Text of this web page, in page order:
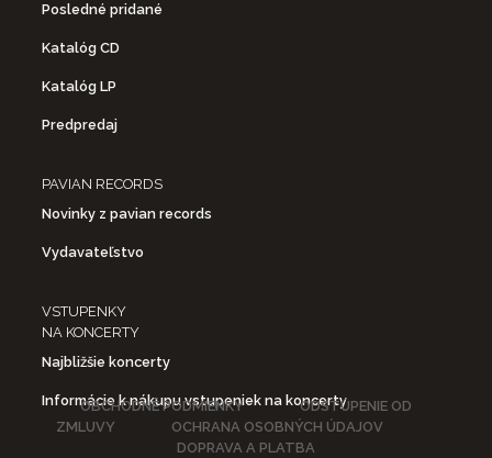
Posledné pridané
Katalóg CD
Katalóg LP
Predpredaj
PAVIAN RECORDS
Novinky z pavian records
Vydavateľstvo
VSTUPENKY
NA KONCERTY
Najbližšie koncerty
Informácie k nákupu vstupeniek na koncerty
OBCHODNÉ PODMIENKY
ODSTÚPENIE OD
ZMLUVY
OCHRANA OSOBNÝCH ÚDAJOV
DOPRAVA A PLATBA